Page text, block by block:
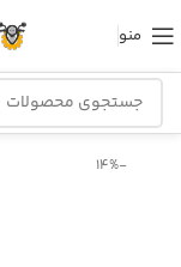
منو
-14%